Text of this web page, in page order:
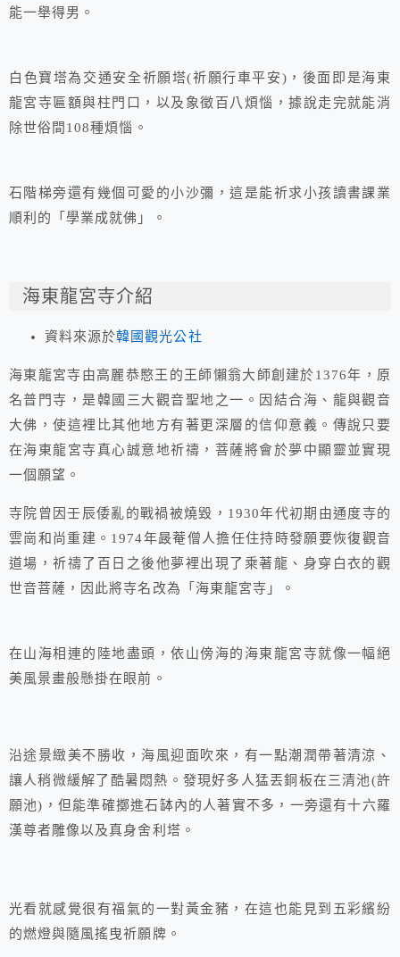
能一舉得男。
白色寶塔為交通安全祈願塔(祈願行車平安)，後面即是海東
龍宮寺匾額與柱門口，以及象徵百八煩惱，據說走完就能消
除世俗間108種煩惱。
石階梯旁還有幾個可愛的小沙彌，這是能祈求小孩讀書課業
順利的「學業成就佛」。
海東龍宮寺介紹
資料來源於韓國觀光公社
海東龍宮寺由高麗恭愍王的王師懶翁大師創建於1376年，原
名普門寺，是韓國三大觀音聖地之一。因結合海、龍與觀音
大佛，使這裡比其他地方有著更深層的信仰意義。傳說只要
在海東龍宮寺真心誠意地祈禱，菩薩將會於夢中顯靈並實現
一個願望。
寺院曾因壬辰倭亂的戰禍被燒毀，1930年代初期由通度寺的
雲崗和尚重建。1974年晸菴僧人擔任住持時發願要恢復觀音
道場，祈禱了百日之後他夢裡出現了乘著龍、身穿白衣的觀
世音菩薩，因此將寺名改為「海東龍宮寺」。
在山海相連的陸地盡頭，依山傍海的海東龍宮寺就像一幅絕
美風景畫般懸掛在眼前。
沿途景緻美不勝收，海風迎面吹來，有一點潮潤帶著清涼、
讓人稍微緩解了酷暑悶熱。發現好多人猛丟銅板在三清池(許
願池)，但能準確擲進石缽內的人著實不多，一旁還有十六羅
漢尊者雕像以及真身舍利塔。
光看就感覺很有福氣的一對黃金豬，在這也能見到五彩繽紛
的燃燈與隨風搖曳祈願牌。